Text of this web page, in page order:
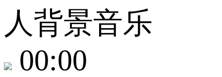
人背景音乐
00:00